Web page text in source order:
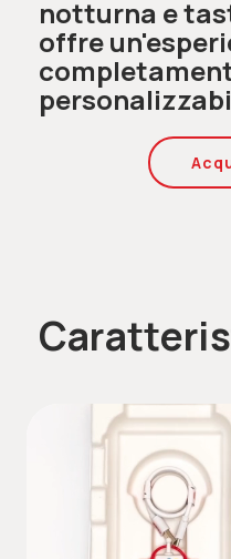
notturna e
offre